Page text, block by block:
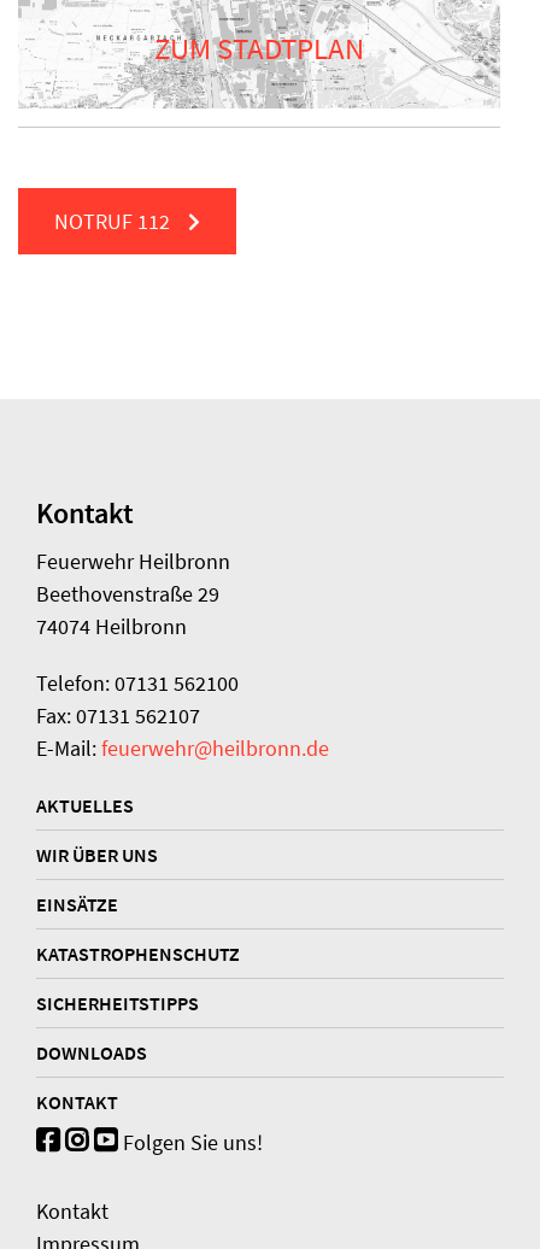
ZUM STADTPLAN
NOTRUF 112
Kontakt
Feuerwehr Heilbronn
Beethovenstraße 29
74074 Heilbronn
Telefon: 07131 562100
Fax: 07131 562107
E-Mail:feuerwehr@heilbronn.de
AKTUELLES
WIR ÜBER UNS
EINSÄTZE
KATASTROPHENSCHUTZ
SICHERHEITSTIPPS
DOWNLOADS
KONTAKT
Folgen Sie uns!
Kontakt